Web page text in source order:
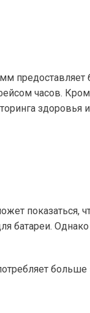
предоставляет
часов.
здоровья
показаться,
батареи.